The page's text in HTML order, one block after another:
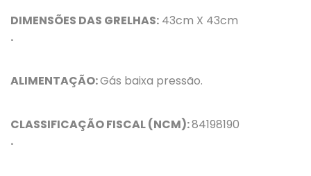
DIMENSÕES DAS GRELHAS: 43cm X 43cm
.
ALIMENTAÇÃO:Gás baixa pressão.
CLASSIFICAÇÃO FISCAL (NCM):84198190
.